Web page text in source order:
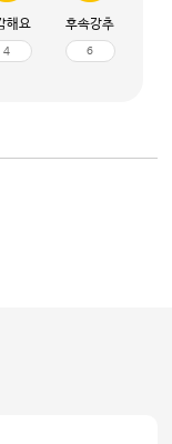
해요
4
후속강추
6